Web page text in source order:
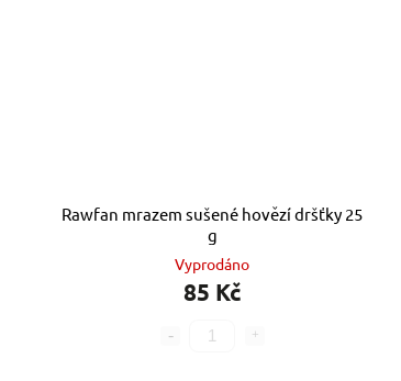
Rawfan mrazem sušené hovězí dršťky 25
g
Vyprodáno
85 Kč